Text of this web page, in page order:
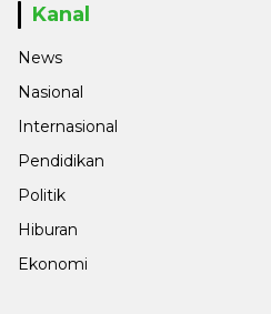
Kanal
News
Nasional
Internasional
Pendidikan
Politik
Hiburan
Ekonomi